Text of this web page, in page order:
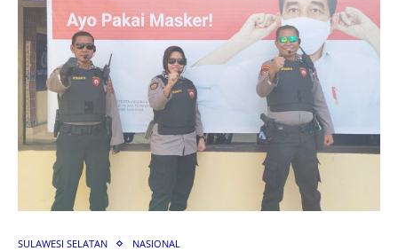
SULAWESI SELATAN NASIONAL